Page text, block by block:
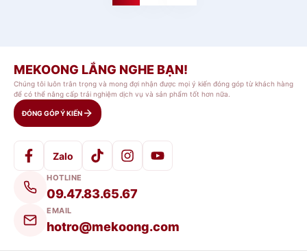
MEKOONG LẮNG NGHE BẠN!
Chúng tôi luôn trân trọng và mong đợi nhận được mọi ý kiến đóng góp từ khách hàng
để có thể nâng cấp trải nghiệm dịch vụ và sản phẩm tốt hơn nữa.
ĐÓNG GÓP Ý KIẾN
Zalo
HOTLINE
09.47.83.65.67
EMAIL
hotro@mekoong.com